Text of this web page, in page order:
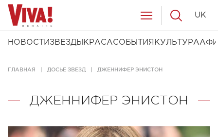
НОВОСТИ ЗВЕЗДЫ КРАСАСОБЫТИЯ КУЛЬТУРА
UK
ГЛАВНАЯ ДОСЬЕ ЗВЕЗД ДЖЕННИФЕР ЭНИСТОН
ДЖЕННИФЕР ЭНИСТОН